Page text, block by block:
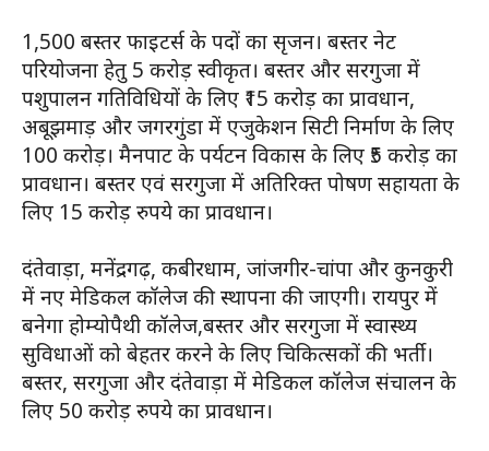
1,500 बस्तर फाइटर्स के पदों का सृजन। बस्तर नेट
परियोजना हेतु 5 करोड़ स्वीकृत। बस्तर और सरगुजा में
पशुपालन गतिविधियों के लिए ₹15 करोड़ का प्रावधान,
अबूझमाड़ और जगरगुंडा में एजुकेशन सिटी निर्माण के लिए
100 करोड़। मैनपाट के पर्यटन विकास के लिए ₹5 करोड़ का
प्रावधान। बस्तर एवं सरगुजा में अतिरिक्त पोषण सहायता के
लिए 15 करोड़ रुपये का प्रावधान।
दंतेवाड़ा, मनेंद्रगढ़, कबीरधाम, जांजगीर-चांपा और कुनकुरी
में नए मेडिकल कॉलेज की स्थापना की जाएगी। रायपुर में
बनेगा होम्योपैथी कॉलेज,बस्तर और सरगुजा में स्वास्थ्य
सुविधाओं को बेहतर करने के लिए चिकित्सकों की भर्ती।
बस्तर, सरगुजा और दंतेवाड़ा में मेडिकल कॉलेज संचालन के
लिए 50 करोड़ रुपये का प्रावधान।